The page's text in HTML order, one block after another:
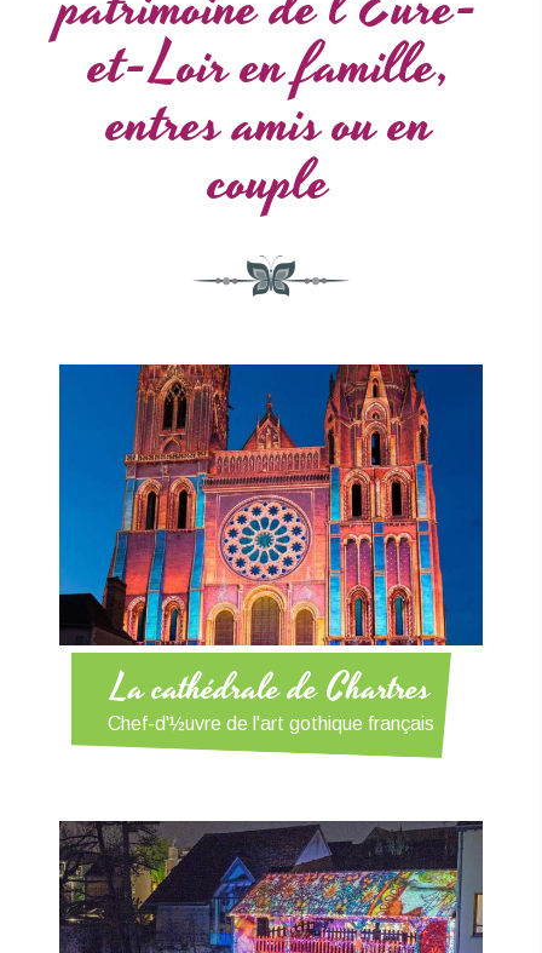
et-Loir en famille,
entres amis ou en
couple
La cathédrale de Chartres
Chef-d'½uvre de l'art gothique français